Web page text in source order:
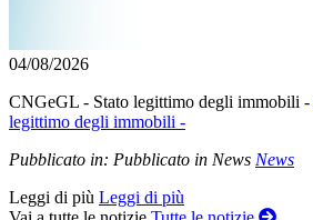
04/08/2026
CNGeGL - Stato legittimo degli immobili -
legittimo degli immobili -
Pubblicato in: Pubblicato in News News
Leggi di più Leggi di più